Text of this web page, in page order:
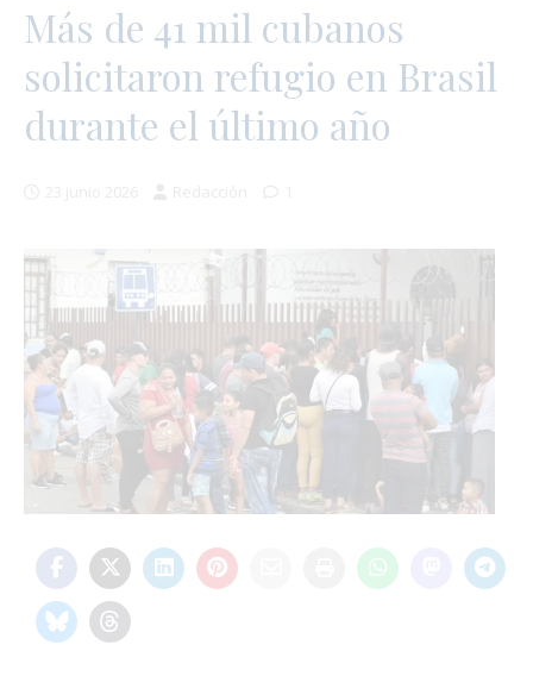
Más de 41 mil cubanos
solicitaron refugio en Brasil
durante el último año